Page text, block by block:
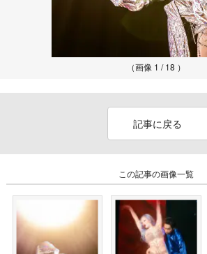
（画像 1 / 18 ）
記事に戻る
この記事の画像一覧